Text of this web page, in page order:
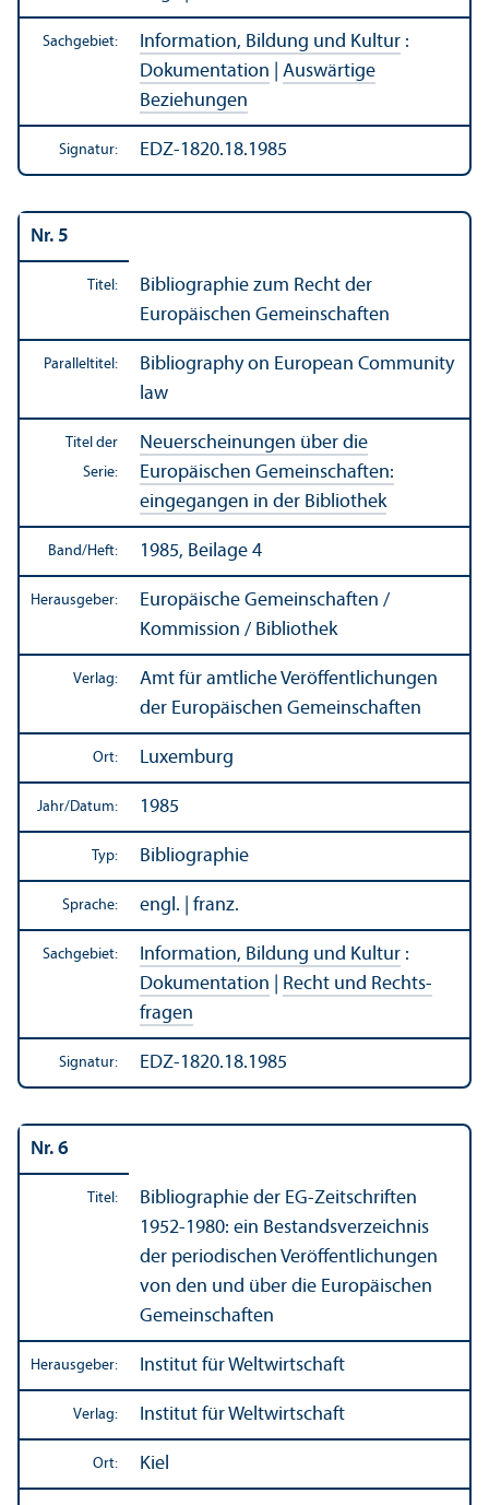
Sachgebiet: Information, Bildung und Kultur :
Dokumentation
Auswärtige
Beziehungen
Signatur: EDZ-1820.18.1985
Nr. 5
Titel: Bibliographie zum Recht der
Europäischen Gemeinschaften
Paralleltitel:
Bibliography on European Community
law
Titel der
Serie:
Neuerscheinungen über die
Europäischen Gemeinschaften:
eingegangen in der Bibliothek
Band/Heft: 1985, Beilage 4
Herausgeber:
Europäische Gemeinschaften /
Kommission / Bibliothek
Verlag:
Amt für amtliche Veröffentlichungen
der Europäischen Gemeinschaften
Ort: Luxemburg
Jahr/Datum: 1985
Typ: Bibliographie
Sprache: engl. | franz.
Sachgebiet: Information, Bildung und Kultur :
Dokumentation
Recht und Rechts­
fragen
Signatur: EDZ-1820.18.1985
Nr. 6
Titel: Bibliographie der EG-Zeitschriften
1952-1980: ein Bestandsverzeichnis
der periodischen Veröffentlichungen
von den und über die Europäischen
Gemeinschaften
Herausgeber: Institut für Weltwirtschaft
Verlag: Institut für Weltwirtschaft
Ort: Kiel